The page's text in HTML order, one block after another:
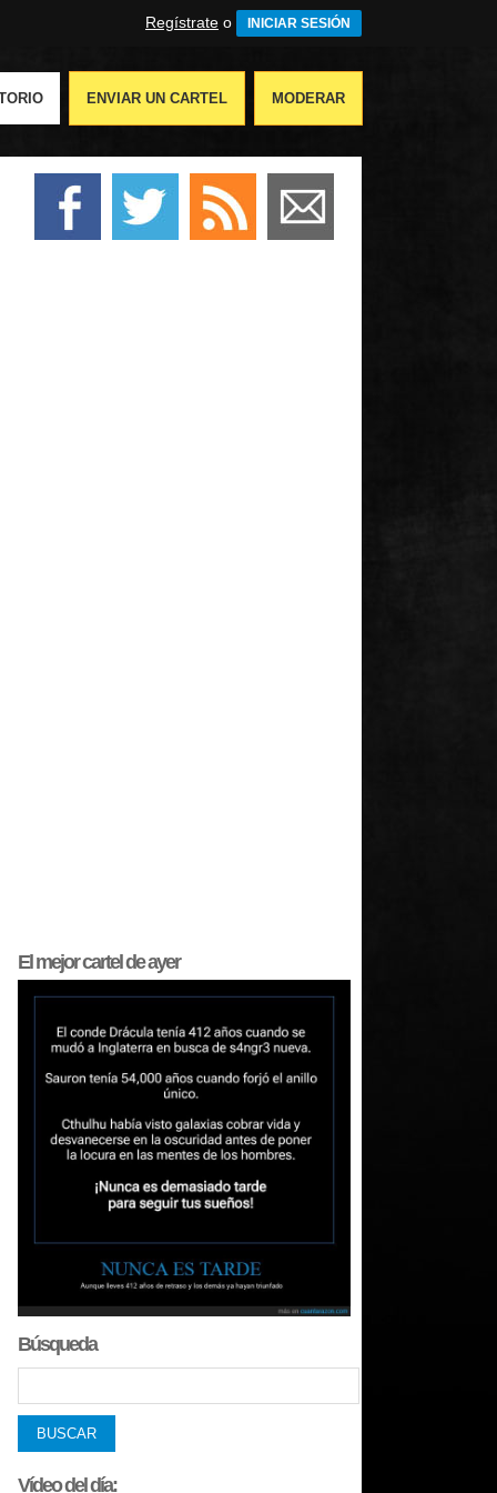
Regístrate o INICIAR SESIÓN
ENVIAR UN CARTEL MODERAR
El mejorcartel de ayer
Búsqueda
Vídeo del día: